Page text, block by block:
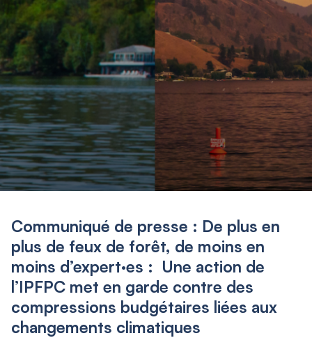
Communiqué de presse : De plus en
plus de feux de forêt, de moins en
moins d’expert·es : Une action de
l’IPFPC met en garde contre des
compressions budgétaires liées aux
changements climatiques